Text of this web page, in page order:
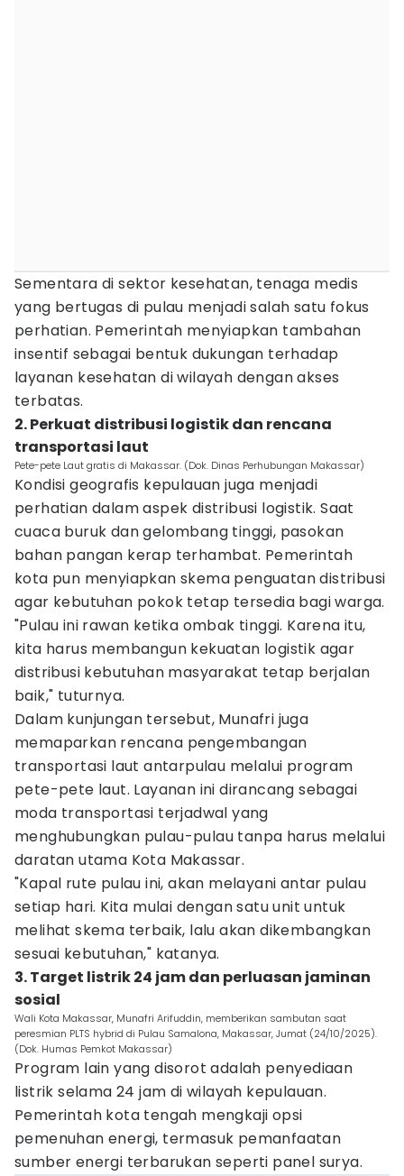
Sementara di sektor kesehatan, tenaga medis
yang bertugas di pulau menjadi salah satu fokus
perhatian. Pemerintah menyiapkan tambahan
insentif sebagai bentuk dukungan terhadap
layanan kesehatan di wilayah dengan akses
terbatas.
2. Perkuat distribusi logistik dan rencana
transportasi laut
Pete-pete Laut gratis di Makassar. (Dok. Dinas Perhubungan Makassar)
Kondisi geografis kepulauan juga menjadi
perhatian dalam aspek distribusi logistik. Saat
cuaca buruk dan gelombang tinggi, pasokan
bahan pangan kerap terhambat. Pemerintah
kota pun menyiapkan skema penguatan distribusi
agar kebutuhan pokok tetap tersedia bagi warga.
"Pulau ini rawan ketika ombak tinggi. Karena itu,
kita harus membangun kekuatan logistik agar
distribusi kebutuhan masyarakat tetap berjalan
baik," tuturnya.
Dalam kunjungan tersebut, Munafri juga
memaparkan rencana pengembangan
transportasi laut antarpulau melalui program
pete-pete laut. Layanan ini dirancang sebagai
moda transportasi terjadwal yang
menghubungkan pulau-pulau tanpa harus melalui
daratan utama Kota Makassar.
"Kapal rute pulau ini, akan melayani antar pulau
setiap hari. Kita mulai dengan satu unit untuk
melihat skema terbaik, lalu akan dikembangkan
sesuai kebutuhan," katanya.
3. Target listrik 24 jam dan perluasan jaminan
sosial
Wali Kota Makassar, Munafri Arifuddin, memberikan sambutan saat
peresmian PLTS hybrid di Pulau Samalona, Makassar, Jumat (24/10/2025).
(Dok. Humas Pemkot Makassar)
Program lain yang disorot adalah penyediaan
listrik selama 24 jam di wilayah kepulauan.
Pemerintah kota tengah mengkaji opsi
pemenuhan energi, termasuk pemanfaatan
sumber energi terbarukan seperti panel surya.